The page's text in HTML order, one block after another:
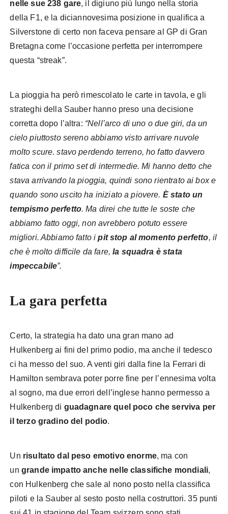
nelle sue 238 gare, il digiuno più lungo nella storia
della F1, e la diciannovesima posizione in qualifica a
Silverstone di certo non faceva pensare al GP di Gran
Bretagna come l’occasione perfetta per interrompere
questa “streak”.
La pioggia ha però rimescolato le carte in tavola, e gli
strateghi della Sauber hanno preso una decisione
corretta dopo l’altra: “Nell’arco di uno o due giri, da un
cielo piuttosto sereno abbiamo visto arrivare nuvole
molto scure. stavo perdendo terreno, ho fatto davvero
fatica con il primo set di intermedie. Mi hanno detto che
stava arrivando la pioggia, quindi sono rientrato ai box e
quando sono uscito ha iniziato a piovere. È stato un
tempismo perfetto. Ma direi che tutte le soste che
abbiamo fatto oggi, non avrebbero potuto essere
migliori. Abbiamo fatto ipit stop al momento perfetto, il
che è molto difficile da fare,la squadra è stata
impeccabile”.
La gara perfetta
Certo, la strategia ha dato una gran mano ad
Hulkenberg ai fini del primo podio, ma anche il tedesco
ci ha messo del suo. A venti giri dalla fine la Ferrari di
Hamilton sembrava poter porre fine per l’ennesima volta
al sogno, ma due errori dell’inglese hanno permesso a
Hulkenberg di guadagnare quel poco che serviva per
il terzo gradino del podio.
Un risultato dal peso emotivo enorme, ma con
un grande impatto anche nelle classifiche mondiali,
con Hulkenberg che sale al nono posto nella classifica
piloti e la Sauber al sesto posto nella costruttori. 35 punti